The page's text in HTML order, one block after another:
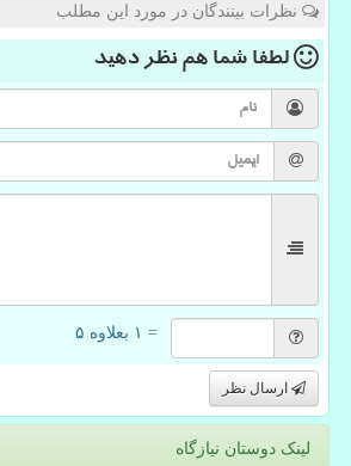
نظرات بینندگان در مورد این مطلب
لطفا شما همنظر دهید
= ۱ بعلاوه ۵
ارسال نظر
لینک دوستان نیازگاه